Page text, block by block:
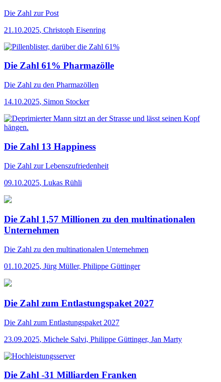
Die Zahl zur Post
21.10.2025, Christoph Eisenring
Die Zahl 61% Pharmazölle
Die Zahl zu den Pharmazöllen
14.10.2025, Simon Stocker
Die Zahl 13 Happiness
Die Zahl zur Lebenszufriedenheit
09.10.2025, Lukas Rühli
Die Zahl 1,57 Millionen zu den multinationalen
Unternehmen
Die Zahl zu den multinationalen Unternehmen
01.10.2025, Jürg Müller, Philippe Güttinger
Die Zahl zum Entlastungspaket 2027
Die Zahl zum Entlastungspaket 2027
23.09.2025, Michele Salvi, Philippe Güttinger, Jan Marty
Die Zahl -31 Milliarden Franken